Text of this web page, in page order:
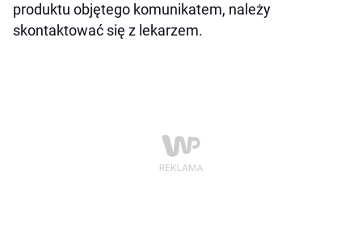
produktu objętego komunikatem, należy
skontaktować się z lekarzem.